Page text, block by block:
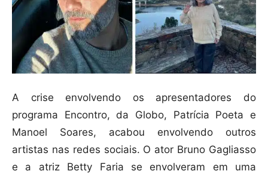
A crise envolvendo os apresentadores do
programa Encontro, da Globo, Patrícia Poeta e
Manoel Soares, acabou envolvendo outros
artistas nas redes sociais. O ator Bruno Gagliasso
e a atriz Betty Faria se envolveram em uma